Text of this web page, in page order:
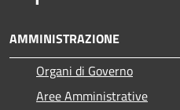
AMMINISTRAZIONE
Organi di Governo
Aree Amministrative